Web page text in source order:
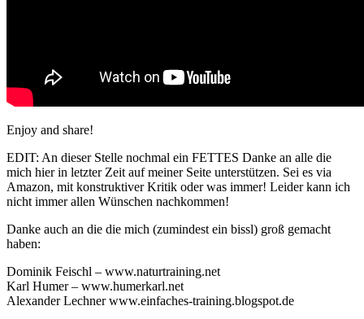
Enjoy and share!
EDIT: An dieser Stelle nochmal ein FETTES Danke an alle die
mich hier in letzter Zeit auf meiner Seite unterstützen. Sei es via
Amazon, mit konstruktiver Kritik oder was immer! Leider kann ich
nicht immer allen Wünschen nachkommen!
Danke auch an die die mich (zumindest ein bissl) groß gemacht
haben:
Dominik Feischl – www.naturtraining.net
Karl Humer – www.humerkarl.net
Alexander Lechner www.einfaches-training.blogspot.de